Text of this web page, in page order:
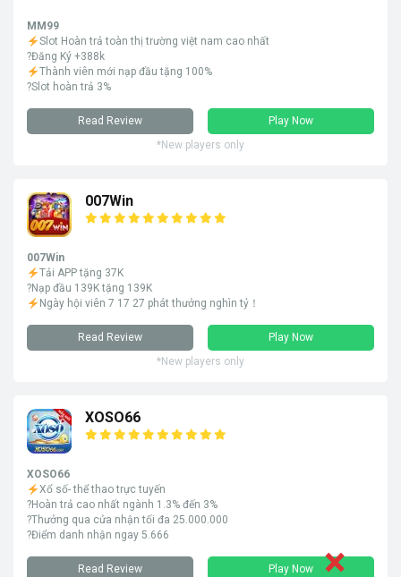
MM99
Slot Hoàn trả toàn thị trường việt nam cao nhất
?Đăng Ký +388k
Thành viên mới nạp đầu tặng 100%
?Slot hoàn trả 3%
Read Review
Play Now
*New players only
007Win
007Win
Tải APP tặng 37K
?Nạp đầu 139K tặng 139K
Ngày hội viên 7 17 27 phát thưởng nghìn tỷ！
Read Review
Play Now
*New players only
XOSO66
XOSO66
Xổ số- thể thao trực tuyến
?Hoàn trả cao nhất ngành 1.3% đến 3%
?Thưởng qua cửa nhận tối đa 25.000.000
?Điểm danh nhận ngay 5.666
Read Review
Play Now